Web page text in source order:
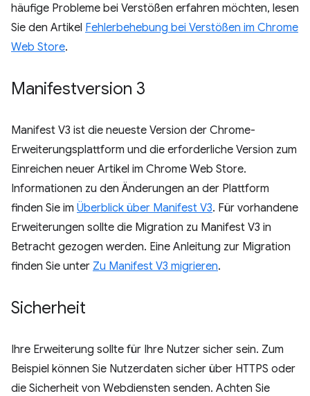
häufige Probleme bei Verstößen erfahren möchten, lesen
Sie den Artikel Fehlerbehebung bei Verstößen im Chrome
Web Store.
Manifestversion 3
Manifest V3 ist die neueste Version der Chrome-
Erweiterungsplattform und die erforderliche Version zum
Einreichen neuer Artikel im Chrome Web Store.
Informationen zu den Änderungen an der Plattform
finden Sie im Überblick über Manifest V3. Für vorhandene
Erweiterungen sollte die Migration zu Manifest V3 in
Betracht gezogen werden. Eine Anleitung zur Migration
finden Sie unter Zu Manifest V3 migrieren.
Sicherheit
Ihre Erweiterung sollte für Ihre Nutzer sicher sein. Zum
Beispiel können Sie Nutzerdaten sicher über HTTPS oder
die Sicherheit von Webdiensten senden. Achten Sie